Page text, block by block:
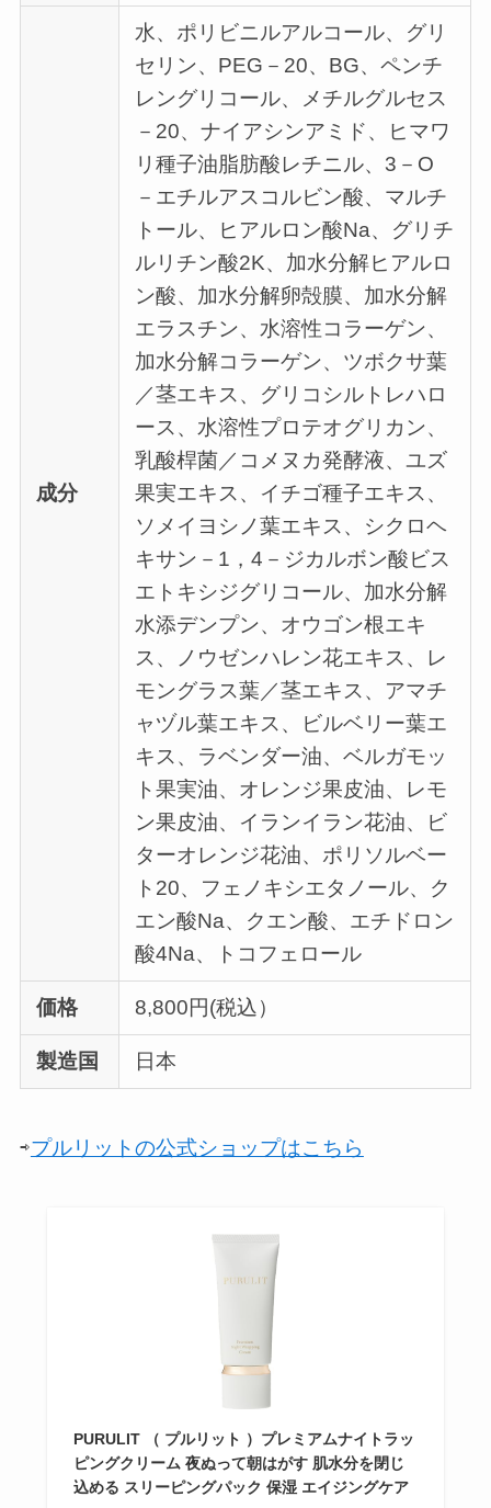
成分
水、ポリビニルアルコール、グリ
セリン、PEG－20、BG、ペンチ
レングリコール、メチルグルセス
－20、ナイアシンアミド、ヒマワ
リ種子油脂肪酸レチニル、3－O
－エチルアスコルビン酸、マルチ
トール、ヒアルロン酸Na、グリチ
ルリチン酸2K、加水分解ヒアルロ
ン酸、加水分解卵殻膜、加水分解
エラスチン、水溶性コラーゲン、
加水分解コラーゲン、ツボクサ葉
／茎エキス、グリコシルトレハロ
ース、水溶性プロテオグリカン、
乳酸桿菌／コメヌカ発酵液、ユズ
果実エキス、イチゴ種子エキス、
ソメイヨシノ葉エキス、シクロヘ
キサン－1，4－ジカルボン酸ビス
エトキシジグリコール、加水分解
水添デンプン、オウゴン根エキ
ス、ノウゼンハレン花エキス、レ
モングラス葉／茎エキス、アマチ
ャヅル葉エキス、ビルベリー葉エ
キス、ラベンダー油、ベルガモッ
ト果実油、オレンジ果皮油、レモ
ン果皮油、イランイラン花油、ビ
ターオレンジ花油、ポリソルベー
ト20、フェノキシエタノール、ク
エン酸Na、クエン酸、エチドロン
酸4Na、トコフェロール
価格 8,800円(税込）
製造国 日本
⇨プルリットの公式ショップはこちら
PURULIT （ プルリット ）プレミアムナイトラッ
ピングクリーム 夜ぬって朝はがす 肌水分を閉じ
込める スリーピングパック 保湿 エイジングケア